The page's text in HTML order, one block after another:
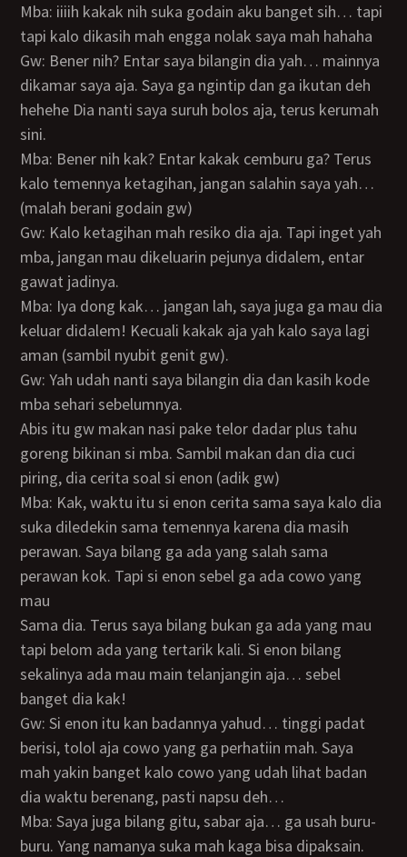
Mba: iiiih kakak nih suka godain aku banget sih… tapi
tapi kalo dikasih mah engga nolak saya mah hahaha
Gw: Bener nih? Entar saya bilangin dia yah… mainnya
dikamar saya aja. Saya ga ngintip dan ga ikutan deh
hehehe Dia nanti saya suruh bolos aja, terus kerumah
sini.
Mba: Bener nih kak? Entar kakak cemburu ga? Terus
kalo temennya ketagihan, jangan salahin saya yah…
(malah berani godain gw)
Gw: Kalo ketagihan mah resiko dia aja. Tapi inget yah
mba, jangan mau dikeluarin pejunya didalem, entar
gawat jadinya.
Mba: Iya dong kak… jangan lah, saya juga ga mau dia
keluar didalem! Kecuali kakak aja yah kalo saya lagi
aman (sambil nyubit genit gw).
Gw: Yah udah nanti saya bilangin dia dan kasih kode
mba sehari sebelumnya.
Abis itu gw makan nasi pake telor dadar plus tahu
goreng bikinan si mba. Sambil makan dan dia cuci
piring, dia cerita soal si enon (adik gw)
Mba: Kak, waktu itu si enon cerita sama saya kalo dia
suka diledekin sama temennya karena dia masih
perawan. Saya bilang ga ada yang salah sama
perawan kok. Tapi si enon sebel ga ada cowo yang
mau
sama dia. Terus saya bilang bukan ga ada yang mau
tapi belom ada yang tertarik kali. Si enon bilang
sekalinya ada mau main telanjangin aja… sebel
banget dia kak!
Gw: Si enon itu kan badannya yahud… tinggi padat
berisi, tolol aja cowo yang ga perhatiin mah. Saya
mah yakin banget kalo cowo yang udah lihat badan
dia waktu berenang, pasti napsu deh…
Mba: Saya juga bilang gitu, sabar aja… ga usah buru-
buru. Yang namanya suka mah kaga bisa dipaksain.